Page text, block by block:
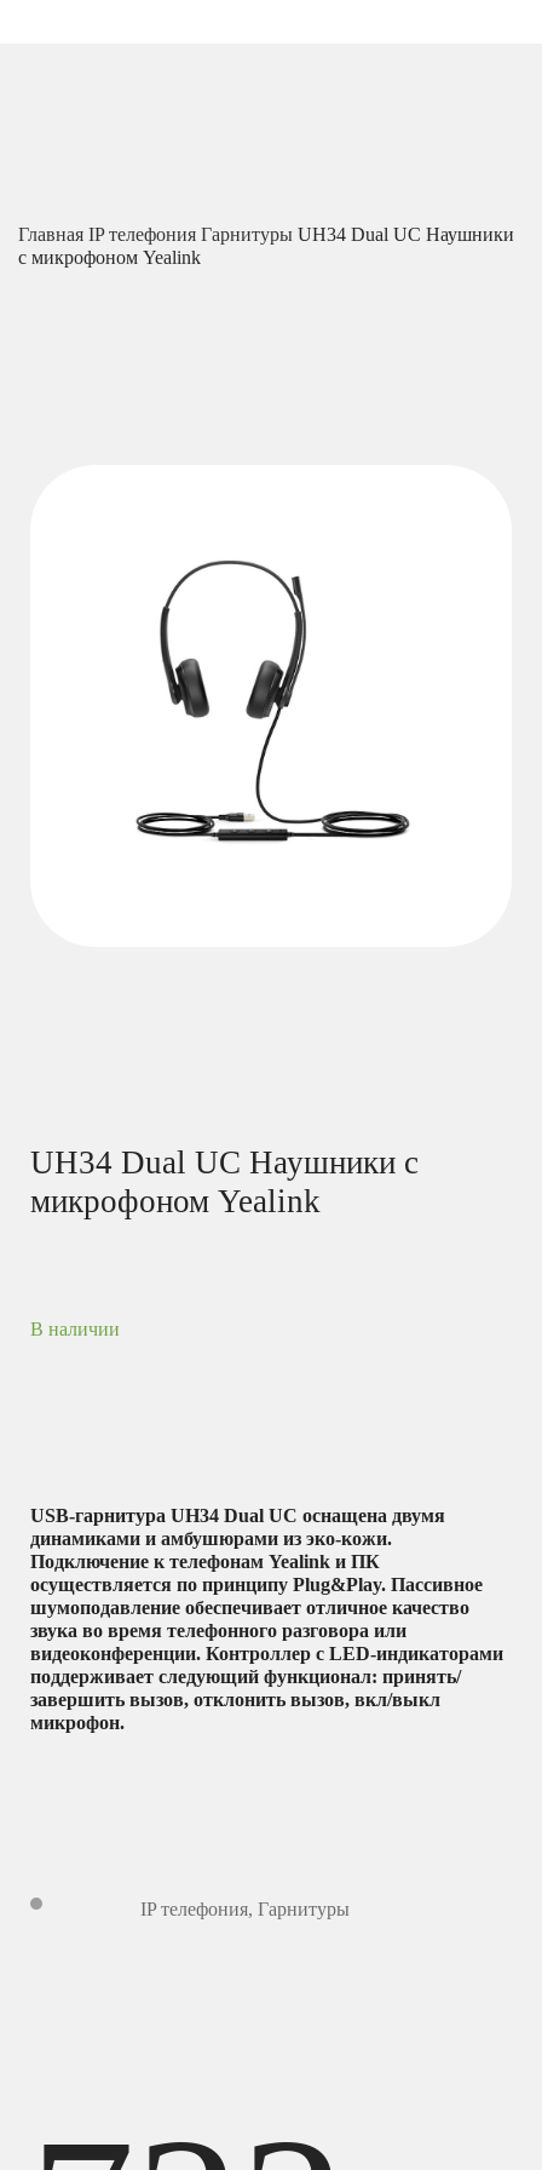
Главная IP телефония Гарнитуры UH34 Dual UC Наушники
с микрофоном Yealink
UH34 Dual UC Наушники с
микрофоном Yealink
В наличии
USB-гарнитура UH34 Dual UC оснащена двумя
динамиками и амбушюрами из эко-кожи.
Подключение к телефонам Yealink и ПК
осуществляется по принципу Plug&Play. Пассивное
шумоподавление обеспечивает отличное качество
звука во время телефонного разговора или
видеоконференции. Контроллер с LED-индикаторами
поддерживает следующий функционал: принять/
завершить вызов, отклонить вызов, вкл/выкл
микрофон.
IP телефония, Гарнитуры